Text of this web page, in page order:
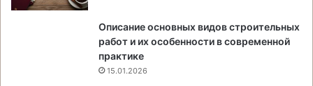
Описание основных видов строительных
работ и их особенности в современной
практике
15.01.2026